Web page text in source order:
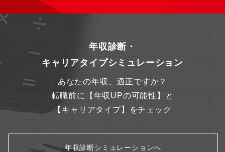
年収診断・
キャリアタイプシミュレーション
あなたの年収、適正ですか？
転職前に【年収UPの可能性】と
【キャリアタイプ】をチェック
年収診断シミュレーションへ